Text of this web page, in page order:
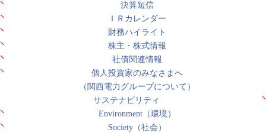
決算短信
ＩＲカレンダー
財務ハイライト
株主・株式情報
社債関連情報
個人投資家のみなさまへ
（関西電力グループについて）
サステナビリティ
Environment（環境）
Society（社会）